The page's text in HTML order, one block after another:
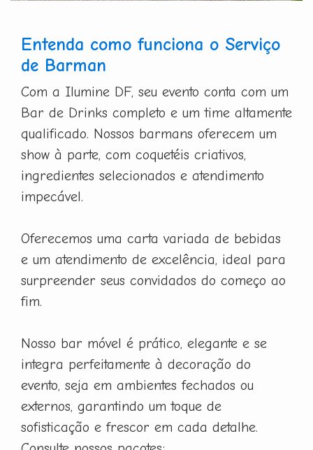
Entenda como funciona o Serviço
de Barman
Com a Ilumine DF, seu evento conta com um
Bar de Drinks completo e um time altamente
qualificado. Nossos barmans oferecem um
show à parte, com coquetéis criativos,
ingredientes selecionados e atendimento
impecável.
Oferecemos uma carta variada de bebidas
e um atendimento de excelência, ideal para
surpreender seus convidados do começo ao
fim.
Nosso bar móvel é prático, elegante e se
integra perfeitamente à decoração do
evento, seja em ambientes fechados ou
externos, garantindo um toque de
sofisticação e frescor em cada detalhe.